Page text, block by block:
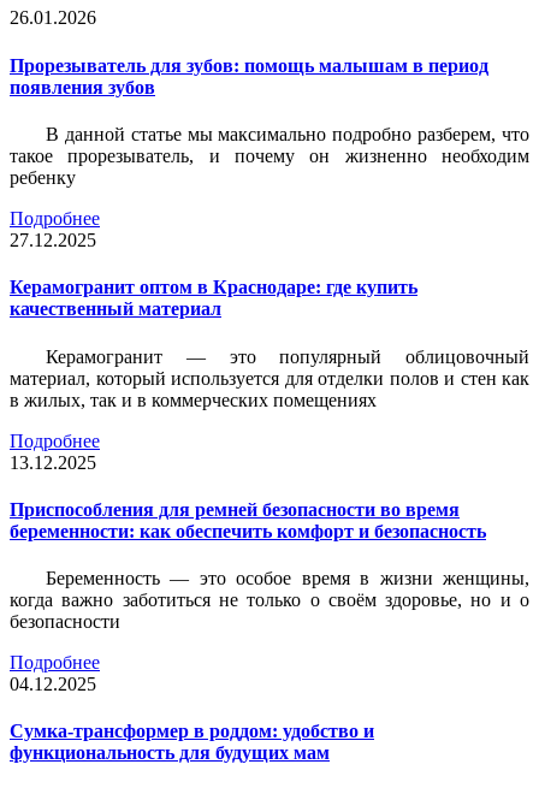
26.01.2026
Прорезыватель для зубов: помощь малышам в период
появления зубов
В данной статье мы максимально подробно разберем, что
такое прорезыватель, и почему он жизненно необходим
ребенку
Подробнее
27.12.2025
Керамогранит оптом в Краснодаре: где купить
качественный материал
Керамогранит — это популярный облицовочный
материал, который используется для отделки полов и стен как
в жилых, так и в коммерческих помещениях
Подробнее
13.12.2025
Приспособления для ремней безопасности во время
беременности: как обеспечить комфорт и безопасность
Беременность — это особое время в жизни женщины,
когда важно заботиться не только о своём здоровье, но и о
безопасности
Подробнее
04.12.2025
Сумка-трансформер в роддом: удобство и
функциональность для будущих мам